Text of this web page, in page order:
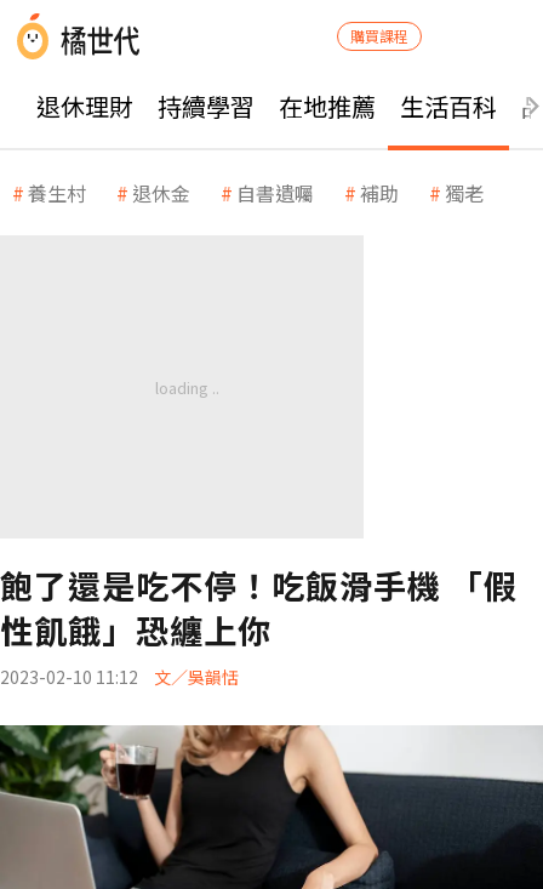
購買課程
退休理財 持續學習 在地推薦 生活百科
養生村 退休金 自書遺囑 補助 獨老
飽了還是吃不停！吃飯滑手機 「假
性飢餓」恐纏上你
2023-02-10 11:12 文／吳韻恬